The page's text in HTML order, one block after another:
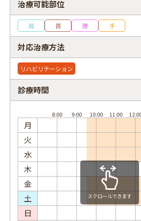
治療可能部位
肩 首 腰 手
対応治療方法
リハビリテーション
診療時間
月
火
水
木
金
土
日
スクロールできます